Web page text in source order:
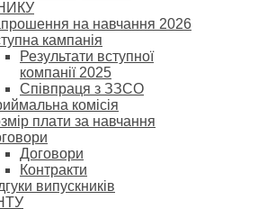
на навчання 2026
кампанія
Результати вступної
компанії 2025
Співпраця з ЗЗСО
комісія
плати за навчання
Договори
Контракти
випускників